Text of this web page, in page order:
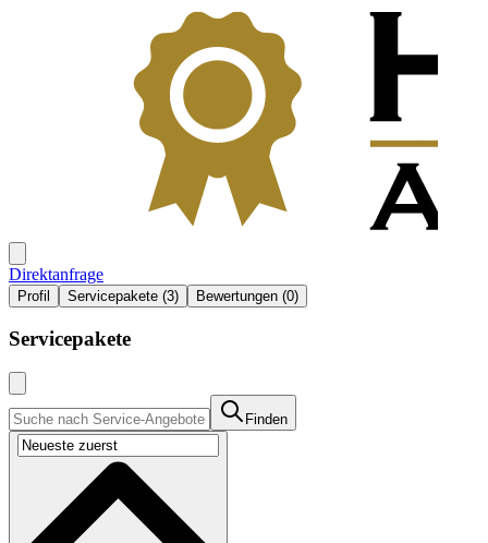
Direktanfrage
Profil Servicepakete (3) Bewertungen (0)
Servicepakete
Finden